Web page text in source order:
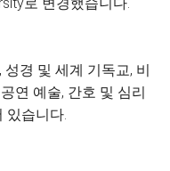
성경 및 세계 기독교, 비
연 예술, 간호 및 심리
있습니다.